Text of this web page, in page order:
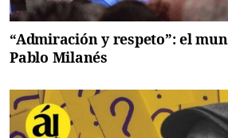
“Admiración y respeto”: el
Pablo Milanés